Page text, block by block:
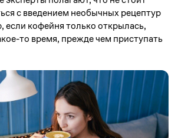
с введением необычных рецептур
кофейня только открылась,
то время, прежде чем приступать